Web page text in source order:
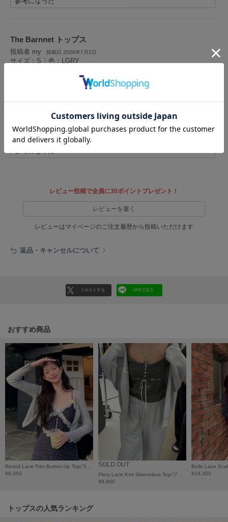
HUNTER
ホカ オネオネ
LAATO
ラート
le
ルコックスポルティフ
リリーブラウン
made of Organics
メイドオブオーガニクス
MICHU COQUETTE
ミチュ コケット
MIESROHE
ミースロエ
miies miim
ミーエスミーム
Mila Owen
ミラオーウェン
The Barnnet トップス
投稿者 my 投稿日 2026年7月2日
サイズ：S | 色：LGRY
160cm～164cm 45Kg～49kg
骨格：
普段の購入サイズ：
デザインがかわいい。サイズ感は少し小さめです。素材はコットンで肌触りが良い
です。
レビュー投稿で全員に30ポイントプレゼント！
レビューを書く
レビューはマイページのご注文履歴から投稿いただけます
返品・キャンセルについて
リポストする LINEで送る
おすすめ商品
¥9,350
SOLD OUT
¥9,900
¥14,300
トップスの人気ランキング